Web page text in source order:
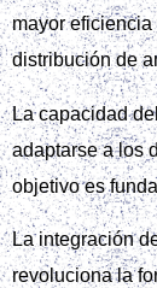
mayor
distribución de
La capacidad
adaptarse a los
objetivo es
La integración
revoluciona la